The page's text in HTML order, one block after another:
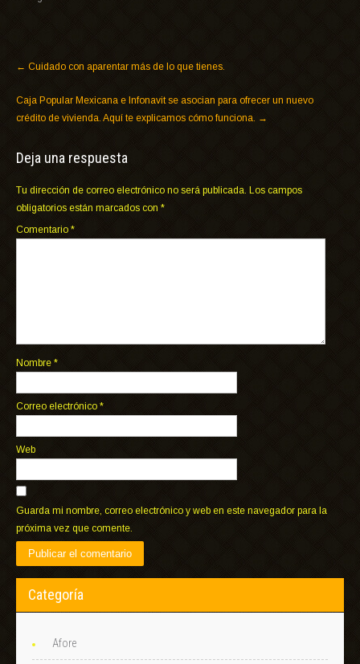
← Cuidado con aparentar más de lo que tienes.
Caja Popular Mexicana e Infonavit se asocian para ofrecer un nuevo
crédito de vivienda. Aquí te explicamos cómo funciona. →
Deja una respuesta
Tu dirección de correo electrónico no será publicada. Los campos
obligatorios están marcados con *
Comentario *
Nombre *
Correo electrónico *
Web
Guarda mi nombre, correo electrónico y web en este navegador para la
próxima vez que comente.
Categoría
Afore